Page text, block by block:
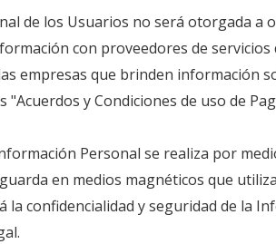
de los Usuarios no será otorgada a
con proveedores de
empresas que brinden información
y Condiciones de uso de
Personal se realiza por
en medios magnéticos que
la confidencialidad y seguridad de la